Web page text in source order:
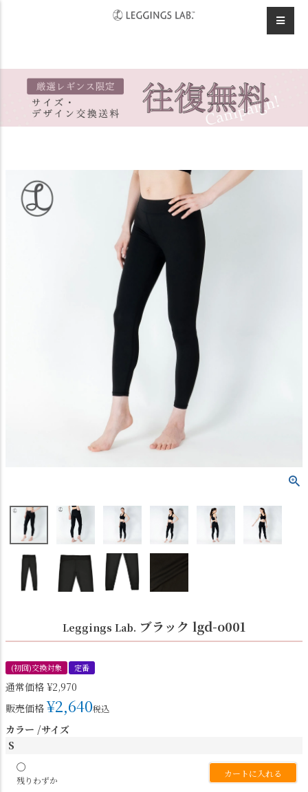
Leggings Lab. ブラック lgd-o001
(初回)交換対象 定番
通常価格 ¥2,970
販売価格 ¥2,640税込
カラー サイズ
S
〇
残りわずか
カートに入れる